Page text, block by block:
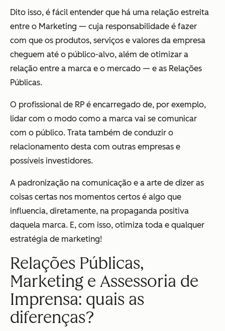
Dito isso, é fácil entender que há uma relação estreita
entre o Marketing — cuja responsabilidade é fazer
com que os produtos, serviços e valores da empresa
cheguem até o público-alvo, além de otimizar a
relação entre a marca e o mercado — e as Relações
Públicas.
O profissional de RP é encarregado de, por exemplo,
lidar com o modo como a marca vai se comunicar
com o público. Trata também de conduzir o
relacionamento desta com outras empresas e
possíveis investidores.
A padronização na comunicação e a arte de dizer as
coisas certas nos momentos certos é algo que
influencia, diretamente, na propaganda positiva
daquela marca. E, com isso, otimiza toda e qualquer
estratégia de marketing!
Relações Públicas,
Marketing e Assessoria de
Imprensa: quais as
diferenças?